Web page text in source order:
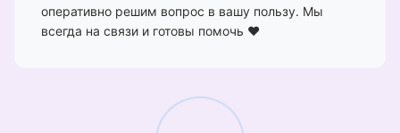
оперативно решим вопрос в вашу пользу. Мы
всегда на связи и готовы помочь ❤️